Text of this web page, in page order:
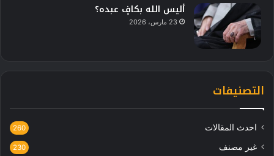
أليس الله بكافٍ عبده؟
23 مارس، 2026
التصنيفات
احدث المقالات 260
غير مصنف 230